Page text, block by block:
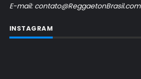
E-mail: contato@ReggaetonBrasil.com
INSTAGRAM